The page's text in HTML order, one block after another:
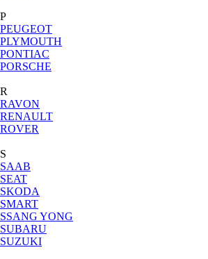
P
PEUGEOT
PLYMOUTH
PONTIAC
PORSCHE
R
RAVON
RENAULT
ROVER
S
SAAB
SEAT
SKODA
SMART
SSANG YONG
SUBARU
SUZUKI